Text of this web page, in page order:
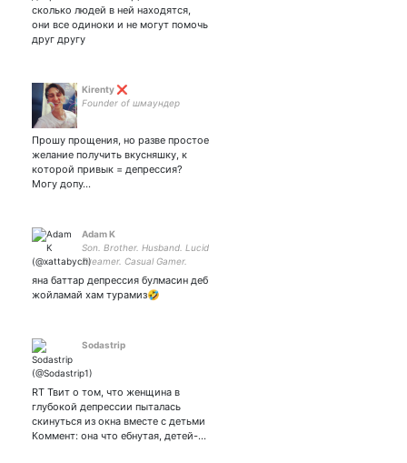
сколько людей в ней находятся,
они все одиноки и не могут помочь
друг другу
Kirenty ❌
Founder of шмаундер
Прошу прощения, но разве простое
желание получить вкусняшку, к
которой привык = депрессия?
Могу допу…
Adam K
Son. Brother. Husband. Lucid
Dreamer. Casual Gamer.
Movieholic. Geek
яна баттар депрессия булмасин деб
жойламай хам турамиз🤣
Sodastrip
RT Твит о том, что женщина в
глубокой депрессии пыталась
скинуться из окна вместе с детьми
Коммент: она что ебнутая, детей-…